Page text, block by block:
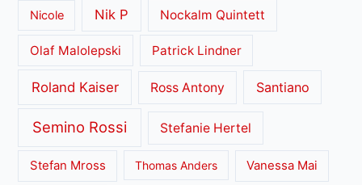
Nicole Nik P Nockalm Quintett
Olaf Malolepski Patrick Lindner
Roland Kaiser Ross Antony Santiano
Semino Rossi Stefanie Hertel
Stefan Mross Thomas Anders Vanessa Mai